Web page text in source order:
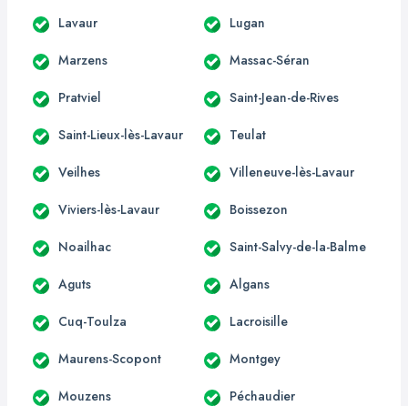
Lavaur Lugan
Marzens Massac-Séran
Pratviel Saint-Jean-de-Rives
Saint-Lieux-lès-Lavaur Teulat
Veilhes Villeneuve-lès-Lavaur
Viviers-lès-Lavaur Boissezon
Noailhac Saint-Salvy-de-la-Balme
Aguts Algans
Cuq-Toulza Lacroisille
Maurens-Scopont Montgey
Mouzens Péchaudier